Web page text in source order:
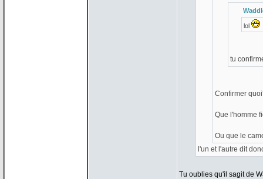
lol
tu
Confirmer
Que l'homme
Ou que le
l'un et l'autre dit
Tu oublies qu'il sagit de